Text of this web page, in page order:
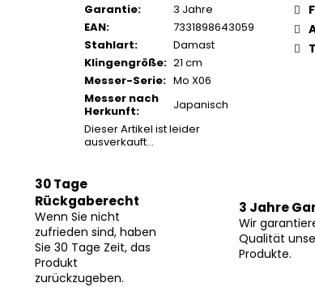
Garantie:
3 Jahre
EAN:
7331898643059
Stahlart:
Damast
Klingengröße: 21 cm
Messer-Serie: Mo X06
Messer nach
Herkunft:
Japanisch
Dieser Artikel ist leider
ausverkauft…
30 Tage
Rückgaberecht
Wenn Sie nicht
zufrieden sind, haben
Sie 30 Tage Zeit, das
Produkt
zurückzugeben.
3 Jahre
Wir
Qualität
Produkte.